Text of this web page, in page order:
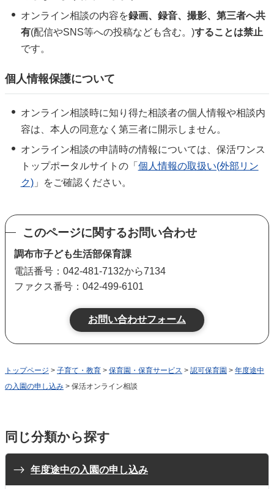
オンライン相談の内容を録画、録音、撮影、第三者へ共
有(配信やSNS等への投稿なども含む。)することは禁止
です。
個人情報保護について
オンライン相談時に知り得た相談者の個人情報や相談内
容は、本人の同意なく第三者に開示しません。
オンライン相談の申請時の情報については、保活ワンス
トップポータルサイトの「 個人情報の取扱い(外部リン
ク)」をご確認ください。
このページに関するお問い合わせ
調布市子ども生活部保育課
電話番号：042-481-7132から7134
ファクス番号：042-499-6101
トップページ > 子育て・教育 > 保育園・保育サービス > 認可保育園 > 年度途中
の入園の申し込み > 保活オンライン相談
同じ分類から探す
年度途中の入園の申し込み